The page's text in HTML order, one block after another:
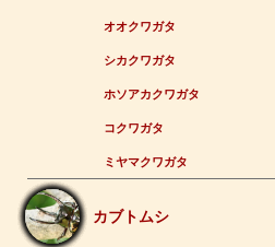
オオクワガタ
シカクワガタ
ホソアカクワガタ
コクワガタ
ミヤマクワガタ
カブトムシ